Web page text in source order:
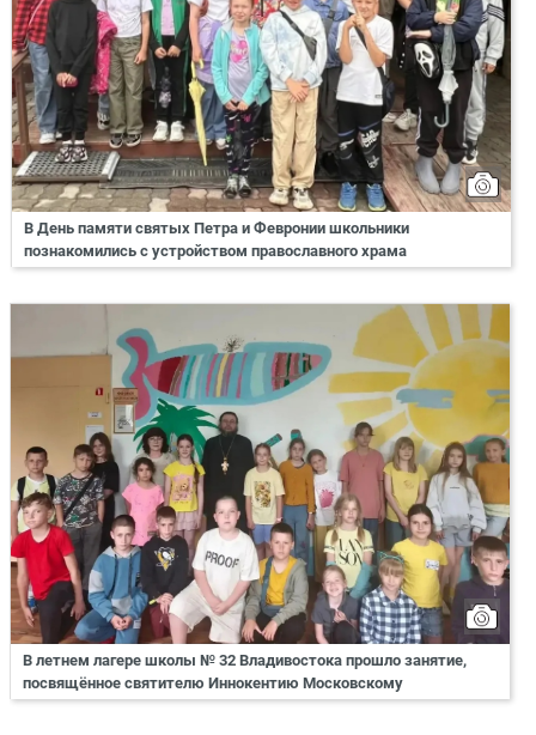
В День памяти святых Петра и Февронии школьники
познакомились с устройством православного храма
В летнем лагере школы № 32 Владивостока прошло занятие,
посвящённое святителю Иннокентию Московскому